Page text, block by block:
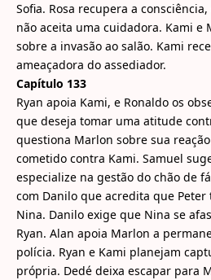
Sofia. Rosa recupera a
não aceita uma cuidadora. Kami e
sobre a invasão ao salão. Kami
ameaçadora do assediador.
Capítulo 133
Ryan apoia Kami, e Ronaldo os
que deseja tomar uma atitude
questiona Marlon sobre sua
cometido contra Kami. Samuel
especialize na gestão do chão de
com Danilo que acredita que
Nina. Danilo exige que Nina se
Ryan. Alan apoia Marlon a
polícia. Ryan e Kami planejam
própria. Dedé deixa escapar para